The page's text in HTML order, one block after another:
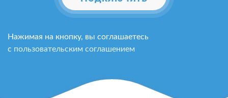
Нажимая на кнопку, вы соглашаетесь
с пользовательским соглашением